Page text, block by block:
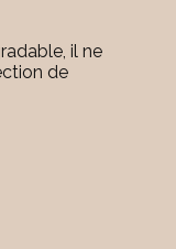
il ne
de